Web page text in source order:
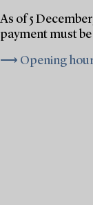
As of 5
payment must
⟶ Opening